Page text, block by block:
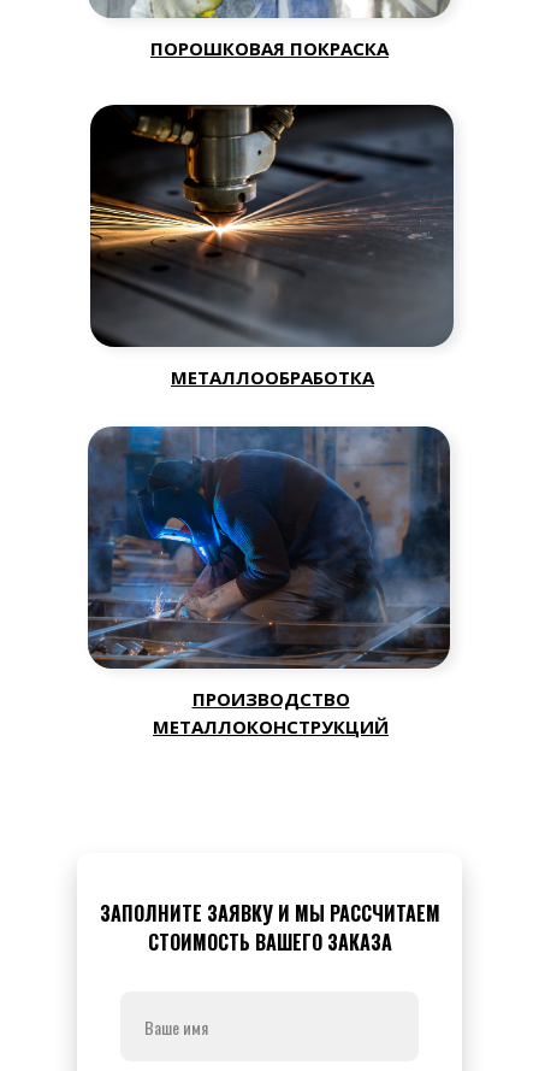
ПОРОШКОВАЯ ПОКРАСКА
МЕТАЛЛООБРАБОТКА
ПРОИЗВОДСТВО
МЕТАЛЛОКОНСТРУКЦИЙ
ЗАПОЛНИТЕ ЗАЯВКУ И МЫ РАССЧИТАЕМ
СТОИМОСТЬ ВАШЕГО ЗАКАЗА